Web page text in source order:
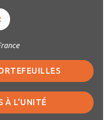
À L'UNITÉ